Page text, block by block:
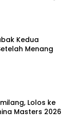
Kedua
Menang
Lolos ke
Masters 2026